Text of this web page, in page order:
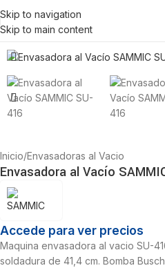
Skip to navigation
Skip to main content
Inicio/Envasadoras al Vacio
Envasadora al Vacío
Accede para ver precios
Maquina envasadora al vacio SU-
soldadura de 41,4 cm. Bomba